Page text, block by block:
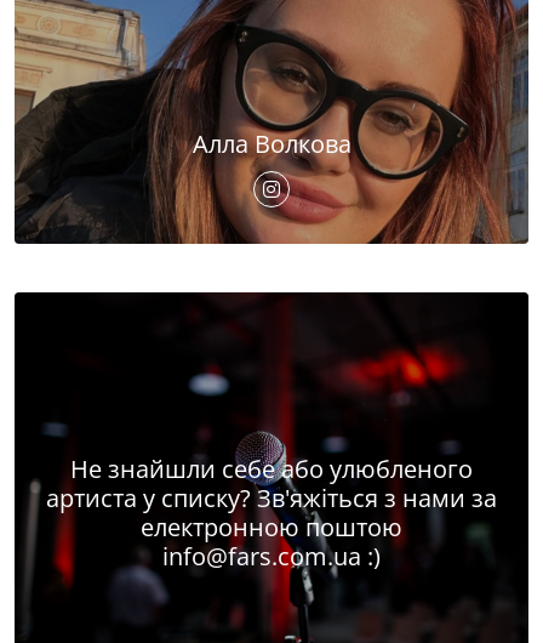
Алла Волкова
Не знайшли себе або улюбленого
артиста у списку? Зв'яжіться з нами за
електронною поштою
info@fars.com.ua :)